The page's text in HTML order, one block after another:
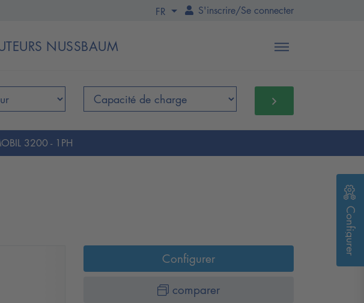
FR S'inscrire/Se connecter
NUSSBAUM
3200 - 1PH
Configurer
comparer
Configurer